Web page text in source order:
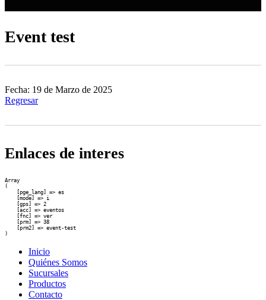
Event test
Fecha: 19 de Marzo de 2025
Regresar
Enlaces de interes
Array
(
    [pge_lang] => es
    [mode] => i
    [gps] => 2
    [acc] => eventos
    [fnc] => ver
    [prm] => 38
    [prm2] => event-test
Inicio
Quiénes Somos
Sucursales
Productos
Contacto